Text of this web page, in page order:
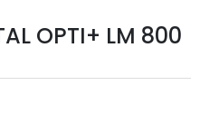
OPTI+ LM 800